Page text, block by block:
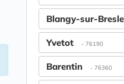
Blangy-sur-Bresle
Yvetot - 76190
Barentin - 76360